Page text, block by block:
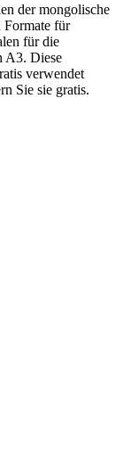
der mongolische
Formate für
für die
A3. Diese
verwendet
Sie sie gratis.